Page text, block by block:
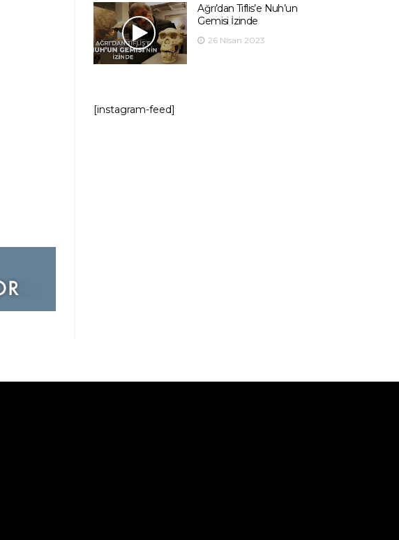
Ağrı’dan Tiflis’e Nuh’un
Gemisi İzinde
26 Nisan 2023
[instagram-feed]